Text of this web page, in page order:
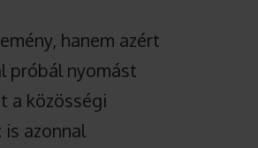
hanem azért
próbál nyomást
a közösségi
is azonnal